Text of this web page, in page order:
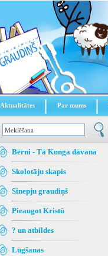
Aktualitātes Par mums
Bērni - Tā Kunga dāvana
Skolotāju skapis
Sinepju graudiņš
Pieaugot Kristū
? un atbildes
Lūgšanas